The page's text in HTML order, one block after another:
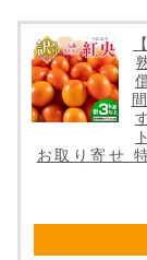
お取り寄せ